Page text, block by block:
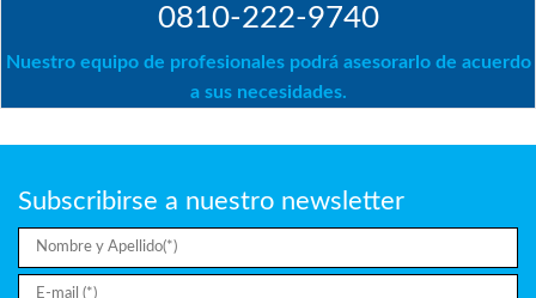
0810-222-9740
Nuestro equipo de profesionales podrá asesorarlo de acuerdo
a sus necesidades.
Subscribirse a nuestro newsletter